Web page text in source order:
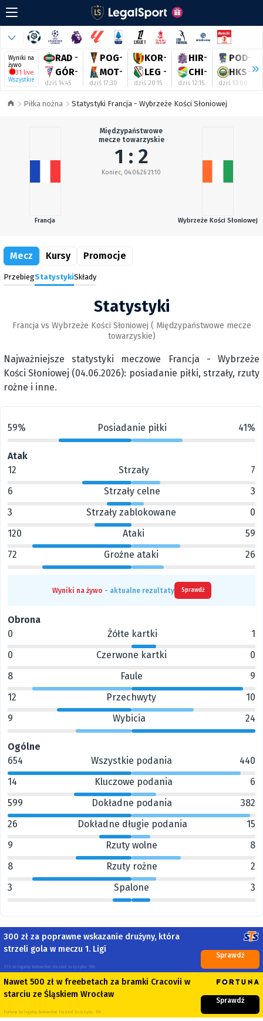
Wyniki na
żywo
31 live
Wszystkie
RAD -
GÓR-
dziś 14:45
POG-
MOT-
dziś 17:30
KOR-
LEG -
dziś 20:15
HIR-
CHI-
dziś 12:15
POD-
HKS-
dziś 13:00
Piłka nożna Statystyki Francja - Wybrzeże Kości Słoniowej
Francja
Międzypaństwowe
mecze towarzyskie
1 : 2
Koniec, 04.06.26 21:10
Wybrzeże Kości Słoniowej
Mecz Kursy Promocje
PrzebiegStatystykiSkłady
Statystyki
Francja vs Wybrzeże Kości Słoniowej ( Międzypaństwowe mecze
towarzyskie)
Najważniejsze statystyki meczowe Francja - Wybrzeże
Kości Słoniowej (04.06.2026): posiadanie piłki, strzały, rzuty
rożne i inne.
59% Posiadanie piłki 41%
Atak
12
Strzały
7
6
Strzały celne
3
3
Strzały zablokowane
0
120
Ataki
59
72
Groźne ataki 26
Wyniki na żywo - aktualne rezultaty Sprawdź
Obrona
0
Żółte kartki
1
0
Czerwone kartki
0
8
Faule
9
12
Przechwyty
10
9
Wybicia 24
Ogólne
654
Wszystkie podania
440
14
Kluczowe podania
6
599
Dokładne podania
382
26
Dokładne długie podania
15
9
Rzuty wolne
8
8
Rzuty rożne
2
3
Spalone 3
300 zł za poprawne wskazanie drużyny, która
strzeli gola w meczu 1. Ligi
STS to legalny bukmacher. Hazard to ryzyko. 18+
Sprawdź
Nawet 500 zł w freebetach za bramki Cracovii w
starciu ze Śląskiem Wrocław
Fortuna to legalny bukmacher. Hazard to ryzyko. 18+
Sprawdź